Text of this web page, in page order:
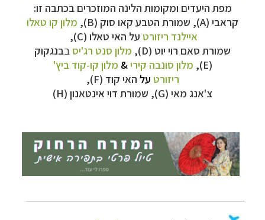
מפת היעדים ומקומות הלינה המוזכרים בכתבה זו:
קראבי (A), שמורת הטבע קאו סוק (B
), מלון קו טאלו
איילנד ריזורט על האי טאלו (C
),
שמורת סאם רוי יוט (D
), מלון סנט רג'יס בבנגקוק
(
E
), מלון סונבה קירי& מלון קו-קוד ביץ'
ריזורט על האי קוד (F
),
צ'אנג מאי (G), שמורת דוי אינטאנון (H
)
תכנוןטיולים למזרח הרחוקלחצו לרשימת יעדים »
תכנוןטיולים לפולינזיה הצרפתית לחצו לפרטים »
תכנוןטיולים לאוסטרליה וניו זילנד
ההצעות »